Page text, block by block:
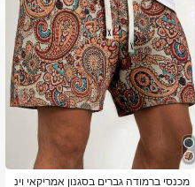
מכנסי ברמודה גברים בסגנון אמריקאי וינ